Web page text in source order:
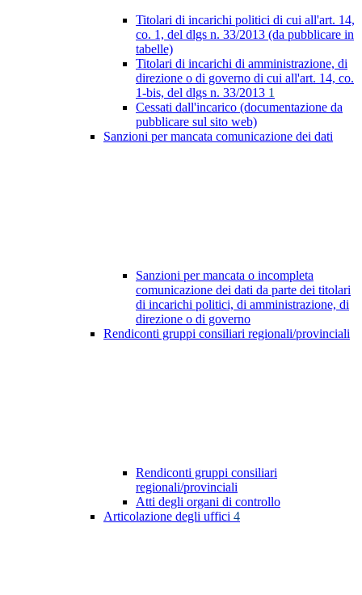
Titolari di incarichi politici di cui all'art. 14,
co. 1, del dlgs n. 33/2013 (da pubblicare in
tabelle)
Titolari di incarichi di amministrazione, di
direzione o di governo di cui all'art. 14, co.
1-bis, del dlgs n. 33/2013 1
Cessati dall'incarico (documentazione da
pubblicare sul sito web)
Sanzioni per mancata comunicazione dei dati
Sanzioni per mancata o incompleta
comunicazione dei dati da parte dei titolari
di incarichi politici, di amministrazione, di
direzione o di governo
Rendiconti gruppi consiliari regionali/provinciali
Rendiconti gruppi consiliari
regionali/provinciali
Atti degli organi di controllo
Articolazione degli uffici 4